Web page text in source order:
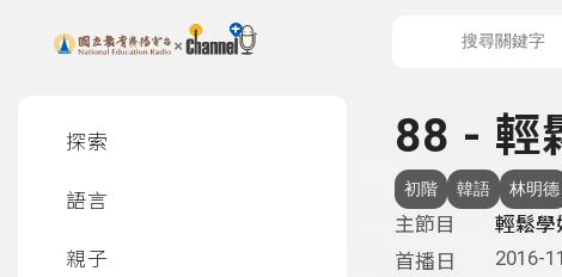
上方功能區塊
探索
語言
親子
88 - 輕
初階 韓語 林明德
主節目
輕鬆學
首播日
2016-